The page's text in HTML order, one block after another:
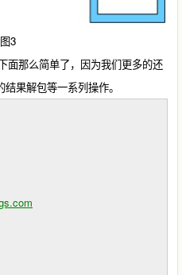
图3
面那么简单了，因为我们更多的还
果解包等一系列操作。